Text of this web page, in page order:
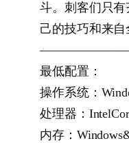
斗。刺客们只
己的技巧和来
最低配置：
操作系统：
处理器：
内存：